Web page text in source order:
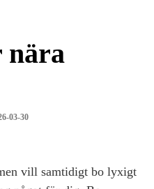
nära
03-30
vill samtidigt bo lyxigt